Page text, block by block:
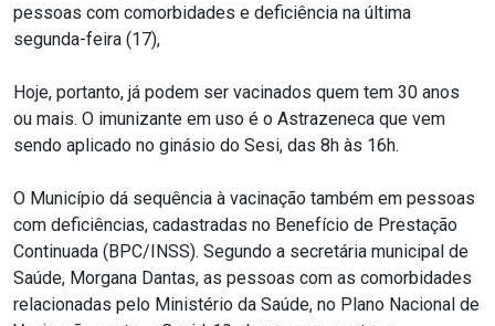
pessoas com comorbidades e deficiência na última
segunda-feira (17),
Hoje, portanto, já podem ser vacinados quem tem 30 anos
ou mais. O imunizante em uso é o Astrazeneca que vem
sendo aplicado no ginásio do Sesi, das 8h às 16h.
O Município dá sequência à vacinação também em pessoas
com deficiências, cadastradas no Benefício de Prestação
Continuada (BPC/INSS). Segundo a secretária municipal de
Saúde, Morgana Dantas, as pessoas com as comorbidades
relacionadas pelo Ministério da Saúde, no Plano Nacional de